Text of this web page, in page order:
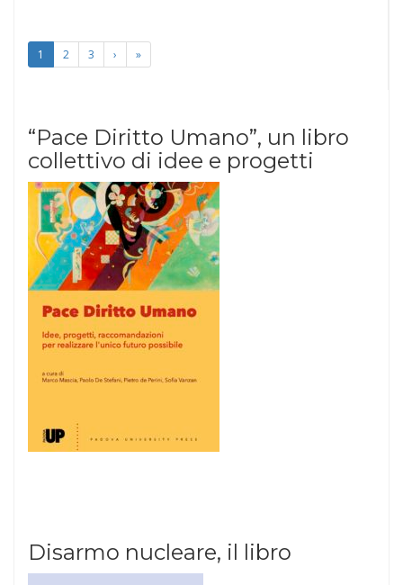
1 2 3 › »
“Pace Diritto Umano”, un libro
collettivo di idee e progetti
Disarmo nucleare, il libro